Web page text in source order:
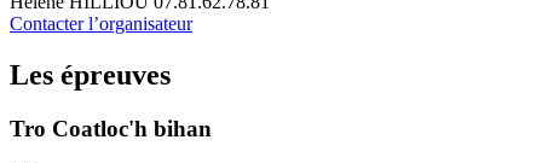
Contacter l’organisateur
Les épreuves
Tro Coatloc'h bihan